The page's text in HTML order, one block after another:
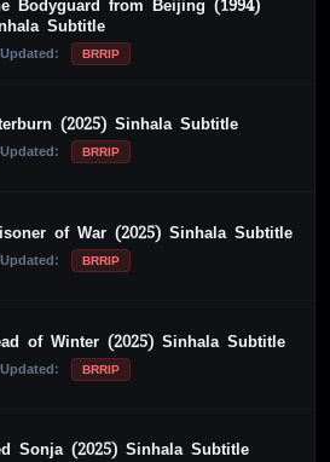
Bodyguard from Beijing (1994)
Subtitle
Updated: BRRIP
(2025) Sinhala Subtitle
Updated: BRRIP
of War (2025) Sinhala Subtitle
Updated: BRRIP
of Winter (2025) Sinhala Subtitle
Updated: BRRIP
Sonja (2025) Sinhala Subtitle